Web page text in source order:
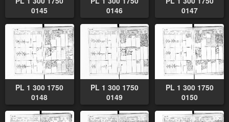
0145
0146
0147
PL 1 300 1750
0148
PL 1 300 1750
0149
PL 1 300 1750
0150